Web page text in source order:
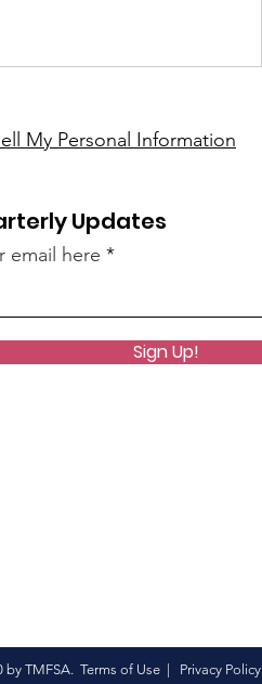
Updates
email here
Sign Up!
My Personal Information
by TMFSA. Terms of Use| Privacy Policy